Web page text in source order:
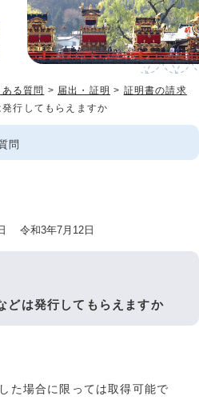
る質問 > 届出・証明 > 証明書の請求
行してもらえますか
問
令和3年7月12日
どは発行してもらえますか
た場合に限っては取得可能で